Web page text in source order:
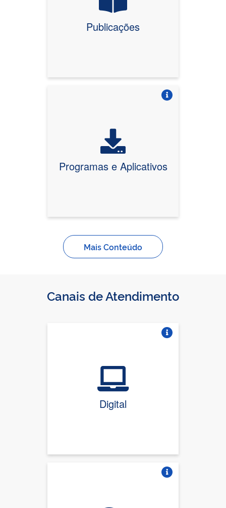
Publicações
Programas e Aplicativos
Mais Conteúdo
Canais de Atendimento
Digital